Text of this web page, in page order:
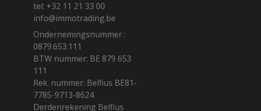
tel: +32 11 21 33 00
info@immotrading.be
Ondernemingsnummer :
0879.653.111
BTW nummer: BE 879 653
111
Rek. nummer: Belfius BE81-
7785-9713-8624
Derdenrekening Belfius